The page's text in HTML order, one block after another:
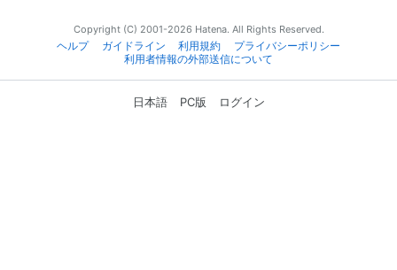
Copyright (C) 2001-2026 Hatena. All Rights Reserved.
ヘルプ
ガイドライン 利用規約
プライバシーポリシー
利用者情報の外部送信について
日本語 PC版 ログイン